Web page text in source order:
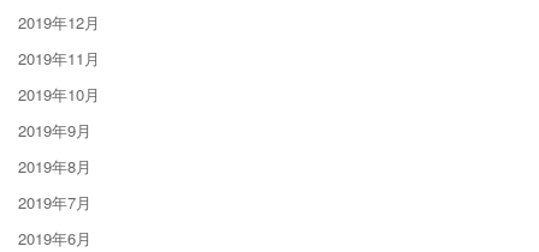
2019年12月
2019年11月
2019年10月
2019年9月
2019年8月
2019年7月
2019年6月